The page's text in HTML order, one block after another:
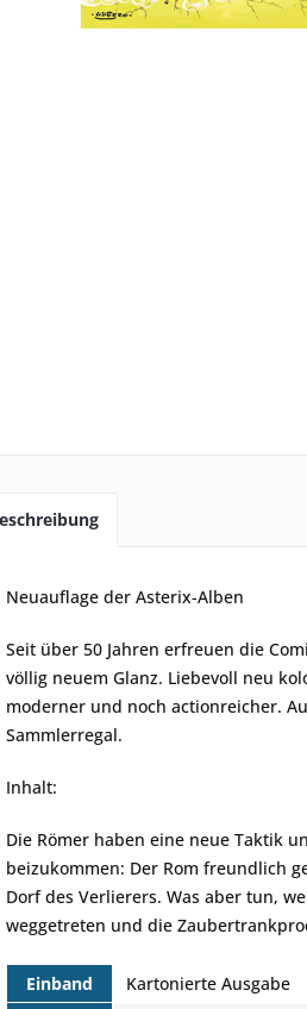
Neuauflage der Asterix-Alben
Seit über 50 Jahren erfreuen die
völlig neuem Glanz. Liebevoll neu
moderner und noch actionreicher.
Sammlerregal.
Inhalt:
Die Römer haben eine neue Taktik
beizukommen: Der Rom freundlich
Dorf des Verlierers. Was aber tun,
weggetreten und die
Einband
Kartonierte Ausgabe